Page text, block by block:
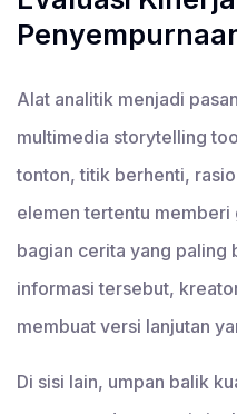
Alat analitik menjadi
multimedia storytelling
tonton, titik berhenti,
elemen tertentu memberi
bagian cerita yang paling
informasi tersebut,
membuat versi lanjutan
Di sisi lain, umpan balik